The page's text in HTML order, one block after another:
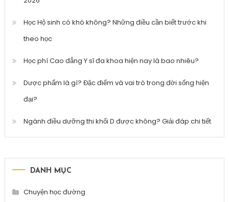
Học Hộ sinh có khó không? Những điều cần biết trước khi
theo học
Học phí Cao đẳng Y sĩ đa khoa hiện nay là bao nhiêu?
Dược phẩm là gì? Đặc điểm và vai trò trong đời sống hiện
đại?
Ngành điều dưỡng thi khối D được không? Giải đáp chi tiết
DANH MỤC
Chuyện học đường